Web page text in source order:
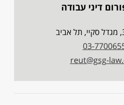
דיני עבודה
03-
reut@gsg-